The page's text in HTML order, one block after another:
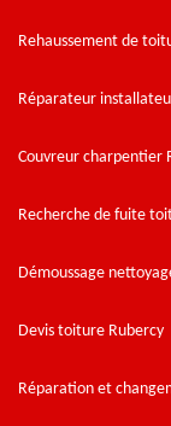
Rehaussement de
Réparateur
Couvreur charpentier
Recherche de fuite
Démoussage
Devis toiture Rubercy
Réparation et